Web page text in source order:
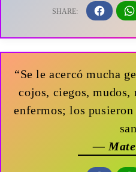
“Se le acercó mucha
cojos, ciegos, mudos,
enfermos; los pusieron
—